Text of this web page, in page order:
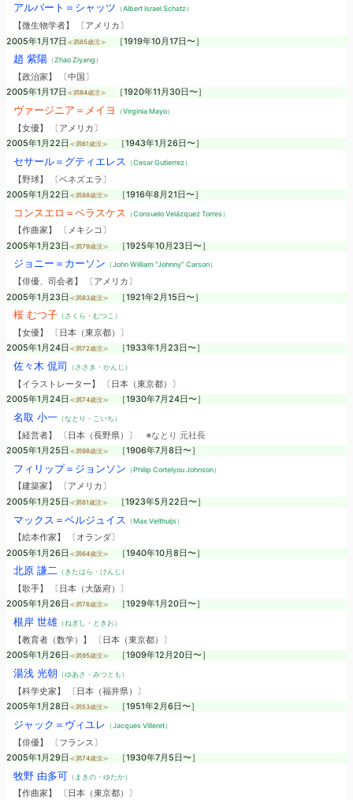
アルバート＝シャッツ （Albert Israel Schatz）
【微生物学者】 〔アメリカ〕
2005年1月17日 ≪満85歳没≫ ［1919年10月17日〜］
趙 紫陽（Zhao Ziyang）
【政治家】 〔中国〕
2005年1月17日 ≪満84歳没≫ ［1920年11月30日〜］
ヴァージニア＝メイヨ （Virginia Mayo）
【女優】 〔アメリカ〕
2005年1月22日 ≪満61歳没≫ ［1943年1月26日〜］
セサール＝グティエレス （Cesar Gutierrez）
【野球】 〔ベネズエラ〕
2005年1月22日 ≪満88歳没≫ ［1916年8月21日〜］
コンスエロ＝ベラスケス （Consuelo Velázquez Torres）
【作曲家】 〔メキシコ〕
2005年1月23日 ≪満79歳没≫ ［1925年10月23日〜］
ジョニー＝カーソン （John William “Johnny” Carson）
【俳優、司会者】 〔アメリカ〕
2005年1月23日 ≪満83歳没≫ ［1921年2月15日〜］
桜 むつ子（さくら・むつこ）
【女優】 〔日本（東京都）〕
2005年1月24日 ≪満72歳没≫ ［1933年1月23日〜］
佐々木 侃司 （ささき・かんじ）
【イラストレーター】 〔日本（東京都）〕
2005年1月24日 ≪満74歳没≫ ［1930年7月24日〜］
名取 小一（なとり・こいち）
【経営者】 〔日本（長野県）〕 ※なとり 元社長
2005年1月25日 ≪満98歳没≫ ［1906年7月8日〜］
フィリップ＝ジョンソン （Philip Cortelyou Johnson）
【建築家】 〔アメリカ〕
2005年1月25日 ≪満81歳没≫ ［1923年5月22日〜］
マックス＝ベルジュイス （Max Velthuijs）
【絵本作家】 〔オランダ〕
2005年1月26日 ≪満64歳没≫ ［1940年10月8日〜］
北原 謙二（きたはら・けんじ）
【歌手】 〔日本（大阪府）〕
2005年1月26日 ≪満76歳没≫ ［1929年1月20日〜］
根岸 世雄（ねぎし・ときお）
【教育者（数学）】 〔日本（東京都）〕
2005年1月26日 ≪満95歳没≫ ［1909年12月20日〜］
湯浅 光朝 （ゆあさ・みつとも）
【科学史家】 〔日本（福井県）〕
2005年1月28日 ≪満53歳没≫ ［1951年2月6日〜］
ジャック＝ヴィユレ （Jacques Villeret）
【俳優】 〔フランス〕
2005年1月29日 ≪満74歳没≫ ［1930年7月5日〜］
牧野 由多可 （まきの・ゆたか）
【作曲家】 〔日本（東京都）〕